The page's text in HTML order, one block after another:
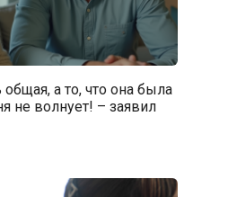
а то, что она была
не волнует! – заявил